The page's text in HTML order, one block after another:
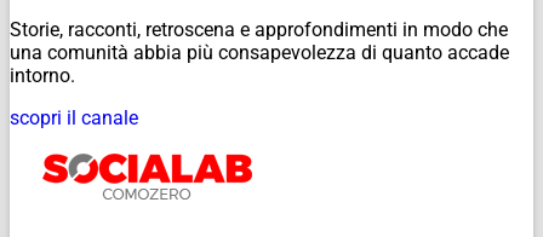
Storie, racconti, retroscena e approfondimenti in modo che
una comunità abbia più consapevolezza di quanto accade
intorno.
scopri il canale